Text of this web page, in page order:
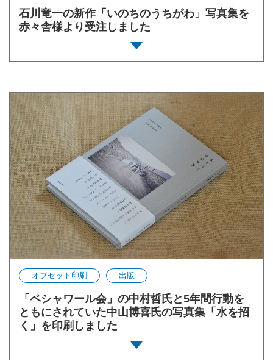
石川竜一の新作「いのちのうちがわ」写真集を
赤々舎様より受注しました
オフセット印刷 出版
「ペシャワール会」の中村哲氏と5年間行動を
ともにされていた中山博喜氏の写真集「水を招
く」を印刷しました